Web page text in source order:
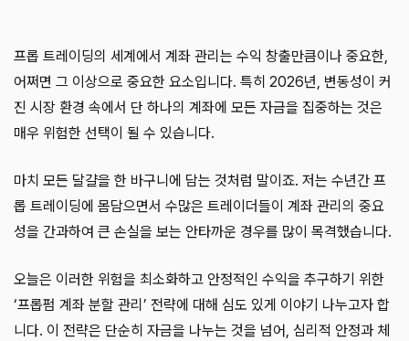
프롭 트레이딩의 세계에서 계좌 관리는 수익 창출만큼이나 중요한,
어쩌면 그 이상으로 중요한 요소입니다. 특히 2026년, 변동성이 커
진 시장 환경 속에서 단 하나의 계좌에 모든 자금을 집중하는 것은
매우 위험한 선택이 될 수 있습니다.
마치 모든 달걀을 한 바구니에 담는 것처럼 말이죠. 저는 수년간 프
롭 트레이딩에 몸담으면서 수많은 트레이더들이 계좌 관리의 중요
성을 간과하여 큰 손실을 보는 안타까운 경우를 많이 목격했습니다.
오늘은 이러한 위험을 최소화하고 안정적인 수익을 추구하기 위한
‘프롭펌 계좌 분할 관리’ 전략에 대해 심도 있게 이야기 나누고자 합
니다. 이 전략은 단순히 자금을 나누는 것을 넘어, 심리적 안정과 체